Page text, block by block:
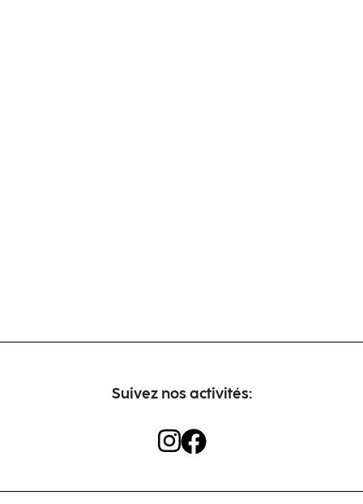
Suivez nos activités: